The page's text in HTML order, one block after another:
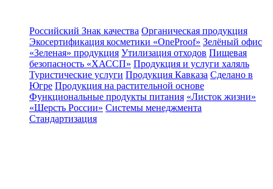
Российский Знак качества Органическая продукция
Экосертификация косметики «OneProof» Зелёный офис
«Зеленая» продукция Утилизация отходов Пищевая
безопасность «ХАССП» Продукция и услуги халяль
Туристические услуги Продукция Кавказа Сделано в
Югре Продукция на растительной основе
Функциональные продукты питания «Листок жизни»
«Шерсть России» Системы менеджмента
Стандартизация